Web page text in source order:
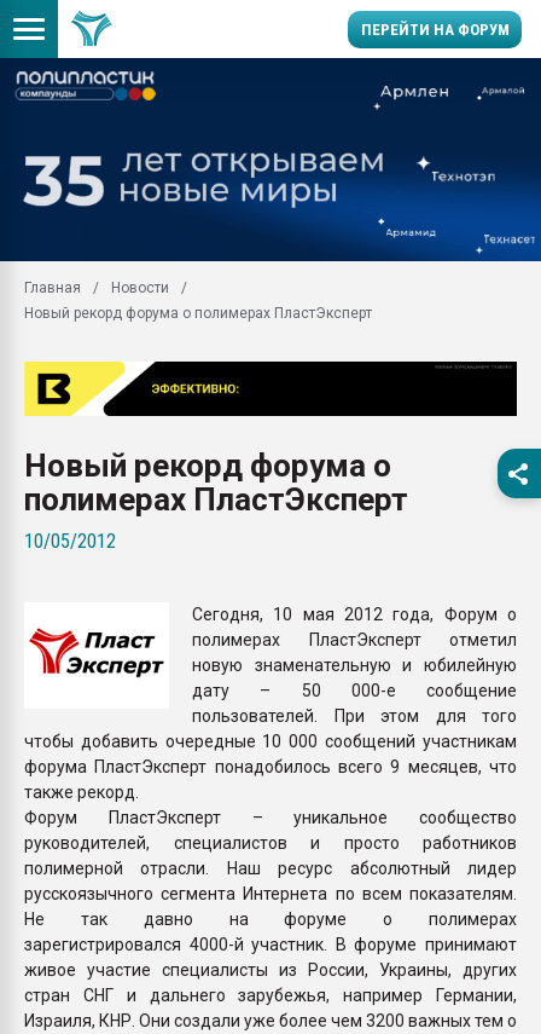
ПЕРЕЙТИ НА ФОРУМ
производство SPC
цикла
заводу пластмасс"
28.07.2026
пластмасс
28.07.2026
ситуацией на
ПЕРЕЙТИ НА
Главная
Новости
Новый рекорд форума о полимерах ПластЭксперт
Новый рекорд форума о
полимерах ПластЭксперт
10/05/2012
Сегодня, 10 мая 2012 года, Форум о
полимерах ПластЭксперт отметил
новую знаменательную и юбилейную
дату – 50 000-е сообщение
пользователей. При этом для того
чтобы добавить очередные 10 000 сообщений участникам
форума ПластЭксперт понадобилось всего 9 месяцев, что
также рекорд.
Форум ПластЭксперт – уникальное сообщество
руководителей, специалистов и просто работников
полимерной отрасли. Наш ресурс абсолютный лидер
русскоязычного сегмента Интернета по всем показателям.
Не так давно на форуме о полимерах
зарегистрировался 4000-й участник. В форуме принимают
живое участие специалисты из России, Украины, других
стран СНГ и дальнего зарубежья, например Германии,
Израиля, КНР. Они создали уже более чем 3200 важных тем о